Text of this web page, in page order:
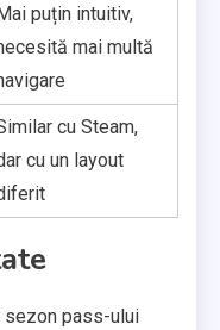
puțin intuitiv,
mai multă
cu Steam,
cu un layout
sezon pass-ului